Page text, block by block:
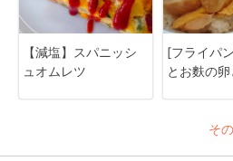
【減塩】スパニッシ
ュオムレツ
[フライパ
とお麩の卵
そ